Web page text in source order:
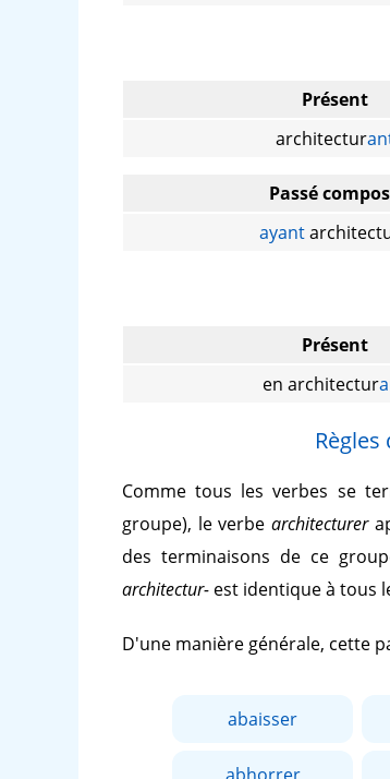
Présent
architectur
Passé
ayant
Présent
en architectur
Comme tous les verbes se
groupe), le verbe architecturer
des terminaisons de ce
architectur- est identique à tous
D'une manière générale, cette
abaisser